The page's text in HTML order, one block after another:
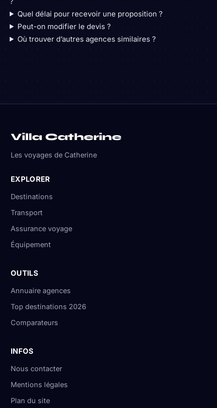
Quel délai pour recevoir une proposition ?
Peut-on modifier le devis ?
Où trouver d’autres agences similaires ?
Villa Catherine
Les voyages de Catherine
EXPLORER
Destinations
Transport
Assurance voyage
Équipement
OUTILS
Annuaire agences
Top destinations 2026
Comparateurs
INFOS
Nous contacter
Mentions légales
Plan du site